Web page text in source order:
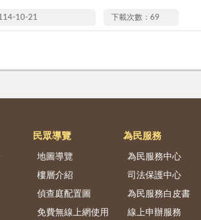
10-21 下載次數：69
民眾導覽
地圖導覽
樓層介紹
偵查庭配置圖
免費無線上網使用
為民服務
為民服務中心
司法保護中心
為民服務白皮書
線上申辦服務